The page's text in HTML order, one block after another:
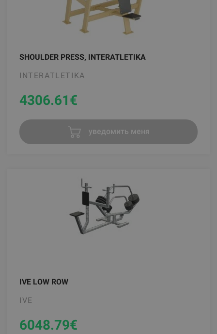
SHOULDER PRESS, INTERATLETIKA
INTERATLETIKA
4306.61€
уведомить меня
IVE LOW ROW
IVE
6048.79€